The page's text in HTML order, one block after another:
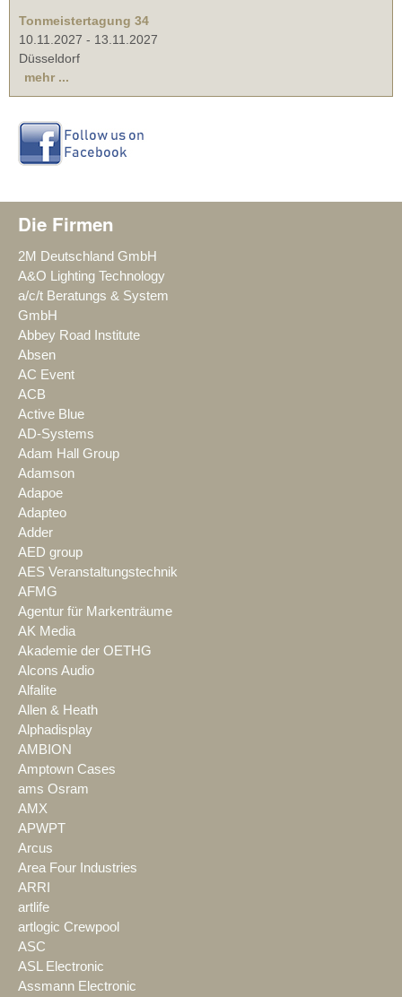
Tonmeistertagung 34
10.11.2027 - 13.11.2027
Düsseldorf
mehr ...
Die Firmen
2M Deutschland GmbH
A&O Lighting Technology
a/c/t Beratungs & System
GmbH
Abbey Road Institute
Absen
AC Event
ACB
Active Blue
AD-Systems
Adam Hall Group
Adamson
Adapoe
Adapteo
Adder
AED group
AES Veranstaltungstechnik
AFMG
Agentur für Markenträume
AK Media
Akademie der OETHG
Alcons Audio
Alfalite
Allen & Heath
Alphadisplay
AMBION
Amptown Cases
ams Osram
AMX
APWPT
Arcus
Area Four Industries
ARRI
artlife
artlogic Crewpool
ASC
ASL Electronic
Assmann Electronic